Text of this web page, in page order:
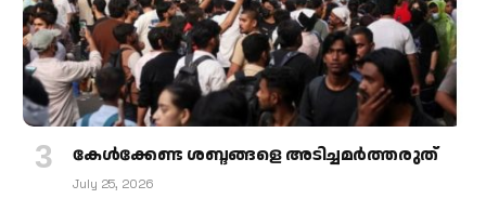
കേള്‍ക്കേണ്ട ശബ്ദങ്ങളെ അടിച്ചമര്‍ത്തരുത്
July 25, 2026